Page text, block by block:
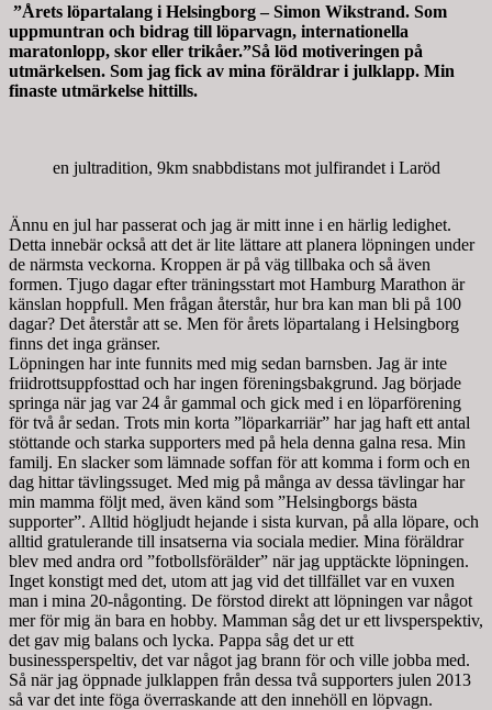
”Årets löpartalang i Helsingborg – Simon Wikstrand. Som
uppmuntran och bidrag till löparvagn, internationella
maratonlopp, skor eller trikåer.”Så löd motiveringen på
utmärkelsen. Som jag fick av mina föräldrar i julklapp. Min
finaste utmärkelse hittills.
en jultradition, 9km snabbdistans mot julfirandet i Laröd
Ännu en jul har passerat och jag är mitt inne i en härlig ledighet.
Detta innebär också att det är lite lättare att planera löpningen under
de närmsta veckorna. Kroppen är på väg tillbaka och så även
formen. Tjugo dagar efter träningsstart mot Hamburg Marathon är
känslan hoppfull. Men frågan återstår, hur bra kan man bli på 100
dagar? Det återstår att se. Men för årets löpartalang i Helsingborg
finns det inga gränser.
Löpningen har inte funnits med mig sedan barnsben. Jag är inte
friidrottsuppfosttad och har ingen föreningsbakgrund. Jag började
springa när jag var 24 år gammal och gick med i en löparförening
för två år sedan. Trots min korta ”löparkarriär” har jag haft ett antal
stöttande och starka supporters med på hela denna galna resa. Min
familj. En slacker som lämnade soffan för att komma i form och en
dag hittar tävlingssuget. Med mig på många av dessa tävlingar har
min mamma följt med, även känd som ”Helsingborgs bästa
supporter”. Alltid högljudt hejande i sista kurvan, på alla löpare, och
alltid gratulerande till insatserna via sociala medier. Mina föräldrar
blev med andra ord ”fotbollsförälder” när jag upptäckte löpningen.
Inget konstigt med det, utom att jag vid det tillfället var en vuxen
man i mina 20-någonting. De förstod direkt att löpningen var något
mer för mig än bara en hobby. Mamman såg det ur ett livsperspektiv,
det gav mig balans och lycka. Pappa såg det ur ett
businessperspeltiv, det var något jag brann för och ville jobba med.
Så när jag öppnade julklappen från dessa två supporters julen 2013
så var det inte föga överraskande att den innehöll en löpvagn.